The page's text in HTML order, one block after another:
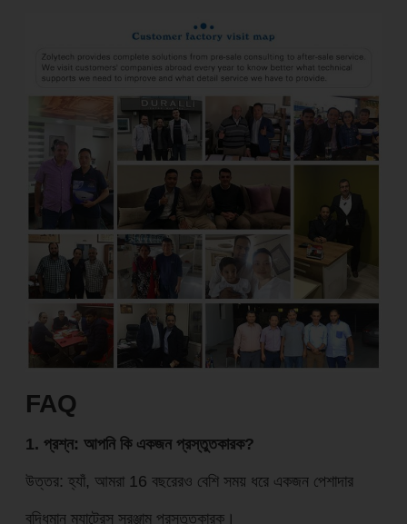
FAQ
1. প্রশ্ন: আপনি কি একজন প্রস্তুতকারক?
উত্তর: হ্যাঁ, আমরা 16 বছরেরও বেশি সময় ধরে একজন পেশাদার
বুদ্ধিমান ম্যাট্রেস সরঞ্জাম প্রস্তুতকারক।